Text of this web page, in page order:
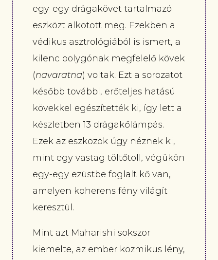
egy-egy drágakövet tartalmazó
eszközt alkotott meg. Ezekben a
védikus asztrológiából is ismert, a
kilenc bolygónak megfelelő kövek
(navaratna) voltak. Ezt a sorozatot
később további, erőteljes hatású
kövekkel egészítették ki, így lett a
készletben 13 drágakőlámpás.
Ezek az eszközök úgy néznek ki,
mint egy vastag töltőtoll, végükön
egy-egy ezüstbe foglalt kő van,
amelyen koherens fény világít
keresztül.
Mint azt Maharishi sokszor
kiemelte, az ember kozmikus lény,